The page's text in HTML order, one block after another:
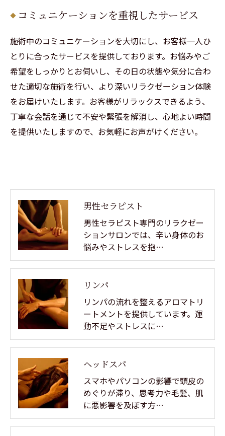
コミュニケーションを重視したサービス
施術中のコミュニケーションを大切にし、お客様一人ひ
とりに合ったサービスを提供しております。お悩みやご
希望をしっかりとお伺いし、その日の状態や気分に合わ
せた適切な施術を行い、より深いリラクゼーション体験
をお届けいたします。お客様がリラックスできるよう、
丁寧な会話を通じて不安や緊張を解消し、心地よい時間
を提供いたしますので、お気軽にお声がけください。
男性セラピスト
男性セラピスト専門のリラクゼー
ションサロンでは、辛い身体のお
悩みやストレスを抱…
リンパ
リンパの流れを整えるアロマトリ
ートメントを提供しています。運
動不足やストレスに…
ヘッドスパ
スマホやパソコンの影響で頭皮の
めぐりが滞り、思考力や毛髪、肌
に悪影響を及ぼす方…